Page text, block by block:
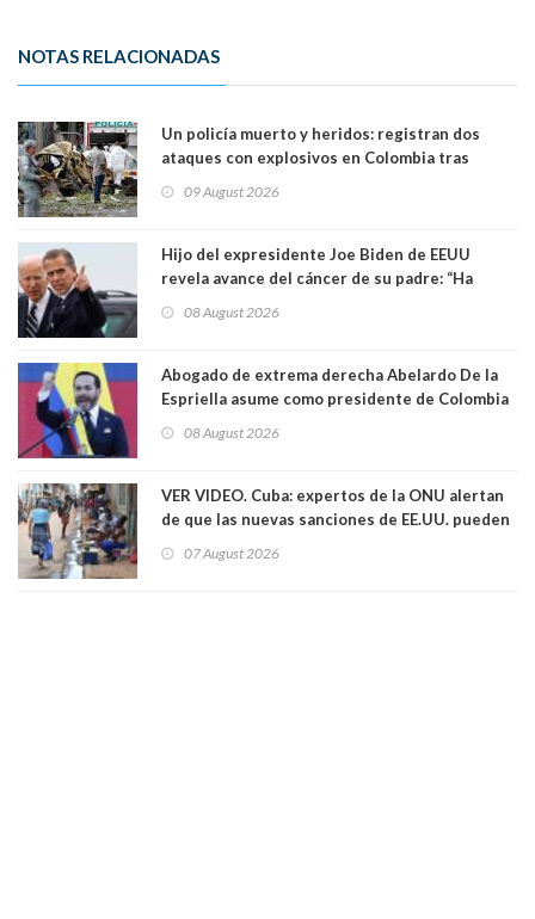
NOTAS RELACIONADAS
Un policía muerto y heridos: registran dos
ataques con explosivos en Colombia tras
09 August 2026
Hijo del expresidente Joe Biden de EEUU
revela avance del cáncer de su padre: “Ha
08 August 2026
Abogado de extrema derecha Abelardo De la
Espriella asume como presidente de Colombia
08 August 2026
VER VIDEO. Cuba: expertos de la ONU alertan
de que las nuevas sanciones de EE.UU. pueden
07 August 2026